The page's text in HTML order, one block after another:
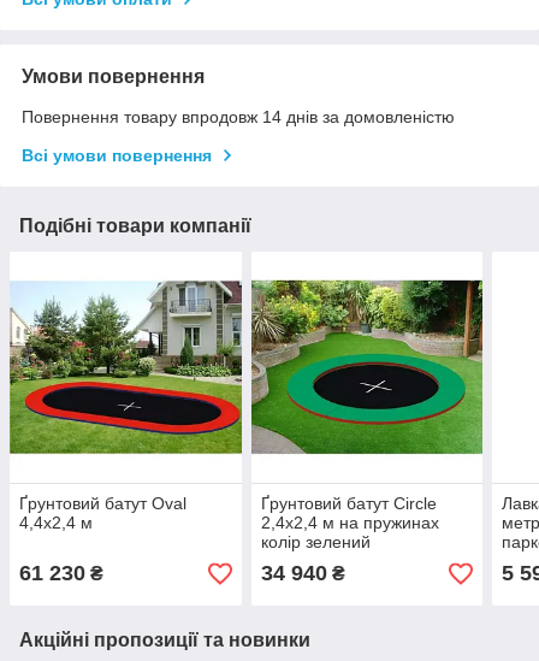
Умови повернення
Повернення товару впродовж 14 днів за домовленістю
Всі умови повернення
Подібні товари компанії
Ґрунтовий батут Oval
4,4х2,4 м
61 230 ₴
Ґрунтовий батут Circle
2,4х2,4 м на пружинах
колір зелений
34 940₴ 5
Акційні пропозиції та новинки